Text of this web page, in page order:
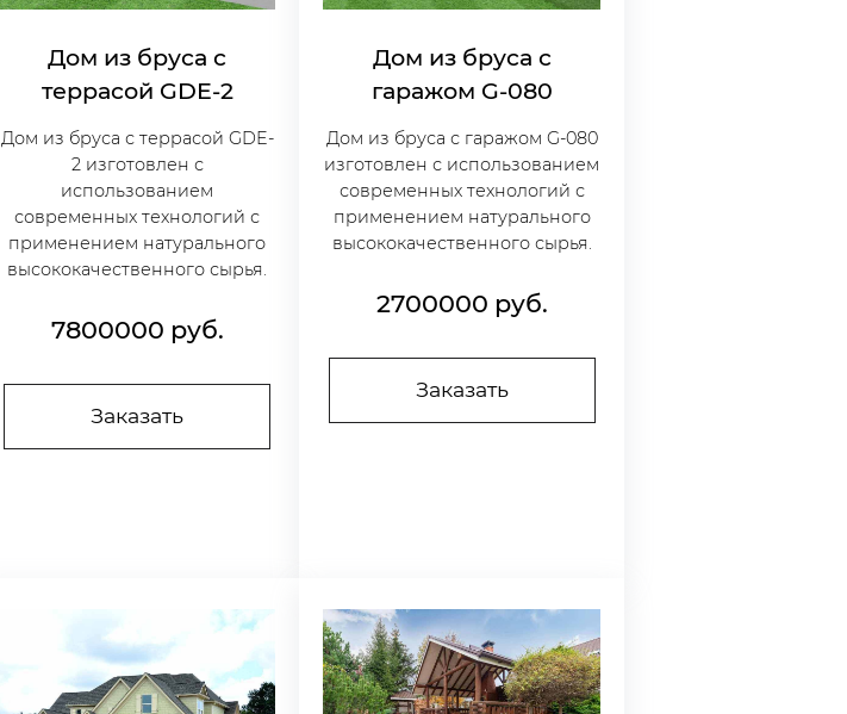
Дом из бруса с
террасой GDE-2
Дом из бруса с террасой GDE-
2 изготовлен с
использованием
современных технологий с
применением натурального
высококачественного сырья.
7800000 руб.
Заказать
Дом из бруса с
гаражом G-080
Дом из бруса с гаражом G-080
изготовлен с использованием
современных технологий с
применением натурального
высококачественного сырья.
2700000 руб.
Заказать